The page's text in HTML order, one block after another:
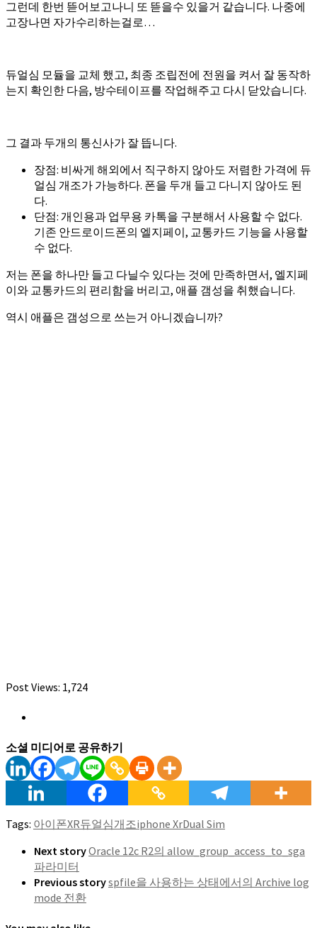
그런데 한번 뜯어보고나니 또 뜯을수 있을거 같습니다. 나중에
고장나면 자가수리하는걸로…
듀얼심 모듈을 교체 했고, 최종 조립전에 전원을 켜서 잘 동작하
는지 확인한 다음, 방수테이프를 작업해주고 다시 닫았습니다.
그 결과 두개의 통신사가 잘 뜹니다.
장점: 비싸게 해외에서 직구하지 않아도 저렴한 가격에 듀
얼심 개조가 가능하다. 폰을 두개 들고 다니지 않아도 된
다.
단점: 개인용과 업무용 카톡을 구분해서 사용할 수 없다.
기존 안드로이드폰의 엘지페이, 교통카드 기능을 사용할
수 없다.
저는 폰을 하나만 들고 다닐수 있다는 것에 만족하면서, 엘지페
이와 교통카드의 편리함을 버리고, 애플 갬성을 취했습니다.
역시 애플은 갬성으로 쓰는거 아니겠습니까?
Post Views: 1,724
소셜 미디어로 공유하기
Tags: 아이폰XR듀얼심개조iphone XrDual Sim
Next storyOracle 12c R2의 allow_group_access_to_sga
파라미터
Previous storyspfile을 사용하는 상태에서의 Archive log
mode 전환